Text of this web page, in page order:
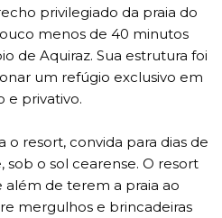
privilegiado da praia do
menos de 40 minutos
de Aquiraz. Sua estrutura foi
um refúgio exclusivo em
e privativo.
o resort, convida para dias de
sob o sol cearense. O resort
além de terem a praia ao
mergulhos e brincadeiras